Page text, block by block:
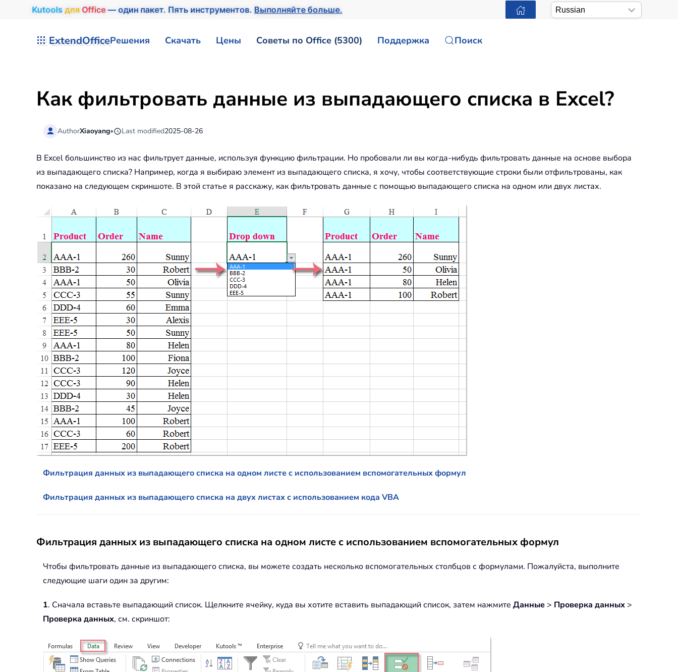
Kutools для Office— один пакет. Пять инструментов. Выполняйте больше.
ExtendOfficeРешения Скачать Цены Советы по Office (5300) Поддержка Поиск
Как фильтровать данные из выпадающего списка в Excel?
AuthorXiaoyang• Last modified2025-08-26
В Excel большинство из нас фильтрует данные, используя функцию фильтрации. Но пробовали ли вы когда-нибудь фильтровать данные на основе выбора
из выпадающего списка? Например, когда я выбираю элемент из выпадающего списка, я хочу, чтобы соответствующие строки были отфильтрованы, как
показано на следующем скриншоте. В этой статье я расскажу, как фильтровать данные с помощью выпадающего списка на одном или двух листах.
Фильтрация данных из выпадающего списка на одном листе с использованием вспомогательных формул
Фильтрация данных из выпадающего списка на двух листах с использованием кода VBA
Фильтрация данных из выпадающего списка на одном листе с использованием вспомогательных формул
Чтобы фильтровать данные из выпадающего списка, вы можете создать несколько вспомогательных столбцов с формулами. Пожалуйста, выполните
следующие шаги один за другим:
1. Сначала вставьте выпадающий список. Щелкните ячейку, куда вы хотите вставить выпадающий список, затем нажмите Данные > Проверка данных >
Проверка данных, см. скриншот: